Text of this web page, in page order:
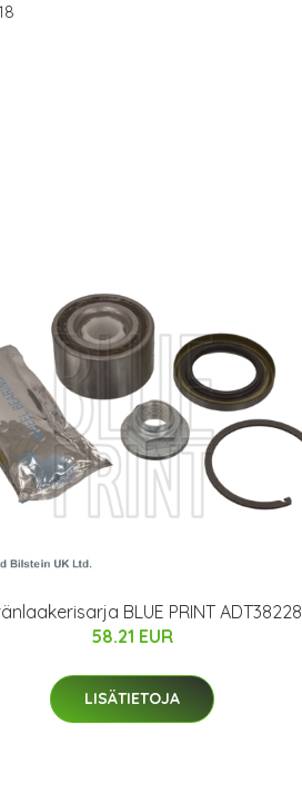
BLUE PRINT ADT38228
58.21 EUR
LISÄTIETOJA